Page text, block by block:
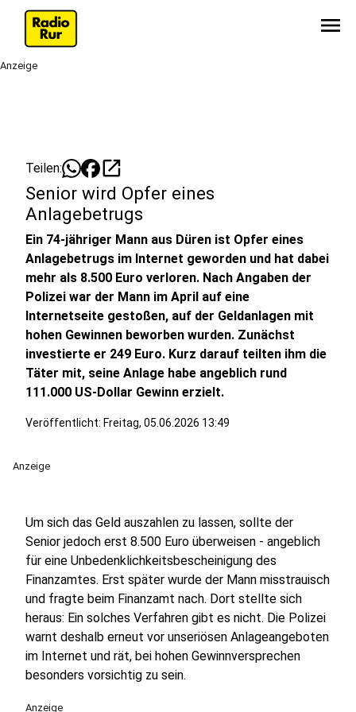
menu
Anzeige
Teilen: open_in_new
Senior wird Opfer eines
Anlagebetrugs
Ein 74-jähriger Mann aus Düren ist Opfer eines
Anlagebetrugs im Internet geworden und hat dabei
mehr als 8.500 Euro verloren. Nach Angaben der
Polizei war der Mann im April auf eine
Internetseite gestoßen, auf der Geldanlagen mit
hohen Gewinnen beworben wurden. Zunächst
investierte er 249 Euro. Kurz darauf teilten ihm die
Täter mit, seine Anlage habe angeblich rund
111.000 US-Dollar Gewinn erzielt.
Veröffentlicht: Freitag, 05.06.2026 13:49
Anzeige
Um sich das Geld auszahlen zu lassen, sollte der
Senior jedoch erst 8.500 Euro überweisen - angeblich
für eine Unbedenklichkeitsbescheinigung des
Finanzamtes. Erst später wurde der Mann misstrauisch
und fragte beim Finanzamt nach. Dort stellte sich
heraus: Ein solches Verfahren gibt es nicht. Die Polizei
warnt deshalb erneut vor unseriösen Anlageangeboten
im Internet und rät, bei hohen Gewinnversprechen
besonders vorsichtig zu sein.
Anzeige